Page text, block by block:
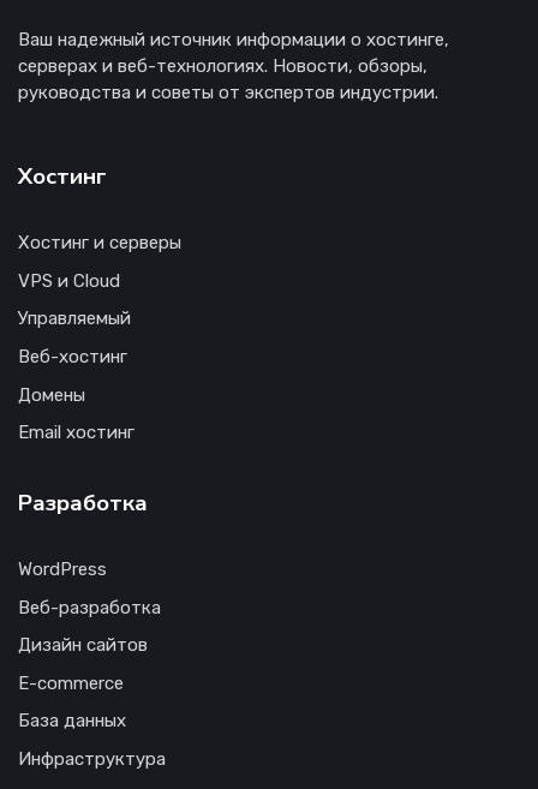
Ваш надежный источник информации о хостинге,
серверах и веб-технологиях. Новости, обзоры,
руководства и советы от экспертов индустрии.
Хостинг
Хостинг и серверы
VPS и Cloud
Управляемый
Веб-хостинг
Домены
Email хостинг
Разработка
WordPress
Веб-разработка
Дизайн сайтов
E-commerce
База данных
Инфраструктура